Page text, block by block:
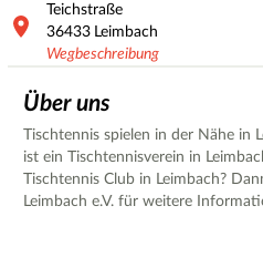
Teichstraße
36433 Leimbach
Wegbeschreibung
Über uns
Tischtennis spielen in der Nähe in
ist ein Tischtennisverein in
Tischtennis Club in Leimbach?
Leimbach e.V. für weitere